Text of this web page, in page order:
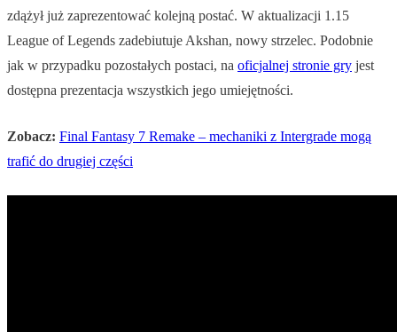
zdążył już zaprezentować kolejną postać. W aktualizacji 1.15
League of Legends zadebiutuje Akshan, nowy strzelec. Podobnie
jak w przypadku pozostałych postaci, na oficjalnej stronie gry jest
dostępna prezentacja wszystkich jego umiejętności.
Zobacz: Final Fantasy 7 Remake – mechaniki z Intergrade mogą
trafić do drugiej części